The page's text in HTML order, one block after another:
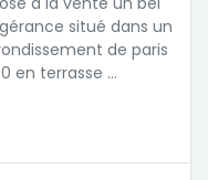
situé dans un
de paris
en terrasse …